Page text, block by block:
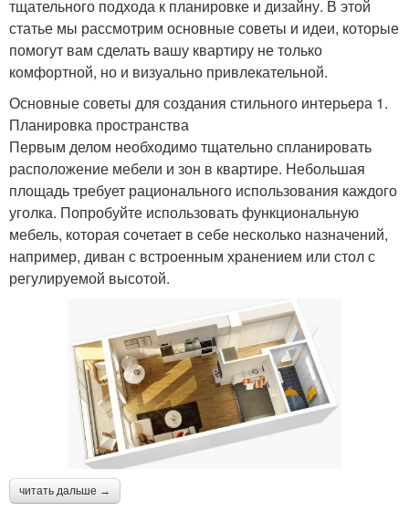
тщательного подхода к планировке и дизайну. В этой
статье мы рассмотрим основные советы и идеи, которые
помогут вам сделать вашу квартиру не только
комфортной, но и визуально привлекательной.
Основные советы для создания стильного интерьера 1.
Планировка пространства
Первым делом необходимо тщательно спланировать
расположение мебели и зон в квартире. Небольшая
площадь требует рационального использования каждого
уголка. Попробуйте использовать функциональную
мебель, которая сочетает в себе несколько назначений,
например, диван с встроенным хранением или стол с
регулируемой высотой.
читать дальше →